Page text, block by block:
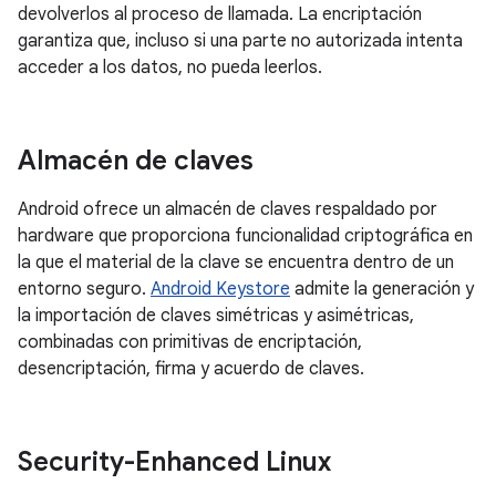
devolverlos al proceso de llamada. La encriptación
garantiza que, incluso si una parte no autorizada intenta
acceder a los datos, no pueda leerlos.
Almacén de claves
Android ofrece un almacén de claves respaldado por
hardware que proporciona funcionalidad criptográfica en
la que el material de la clave se encuentra dentro de un
entorno seguro. Android Keystore admite la generación y
la importación de claves simétricas y asimétricas,
combinadas con primitivas de encriptación,
desencriptación, firma y acuerdo de claves.
Security-Enhanced Linux